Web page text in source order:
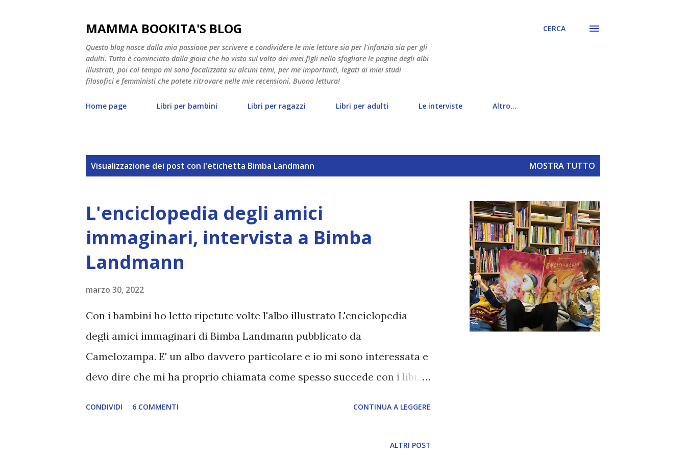
MAMMA BOOKITA'S BLOG
Questo blog nasce dalla mia passione per scrivere e condividere le mie letture sia per l'infanzia sia per gli
adulti. Tutto è cominciato dalla gioia che ho visto sul volto dei miei figli nello sfogliare le pagine degli albi
illustrati, poi col tempo mi sono focalizzata su alcuni temi, per me importanti, legati ai miei studi
filosofici e femministi che potete ritrovare nelle mie recensioni. Buona lettura!
CERCA
Home page Libri per bambini Libri per ragazzi Libri per adulti Le interviste Altro…
Visualizzazione dei post con l'etichetta Bimba Landmann MOSTRA TUTTO
L'enciclopedia degli amici
immaginari, intervista a Bimba
Landmann
marzo 30, 2022
Con i bambini ho letto ripetute volte l'albo illustrato L'enciclopedia
degli amici immaginari di Bimba Landmann pubblicato da
Camelozampa. E' un albo davvero particolare e io mi sono interessata e
devo dire che mi ha proprio chiamata come spesso succede con i libri,
CONDIVIDI 6 COMMENTI CONTINUA A LEGGERE
ALTRI POST